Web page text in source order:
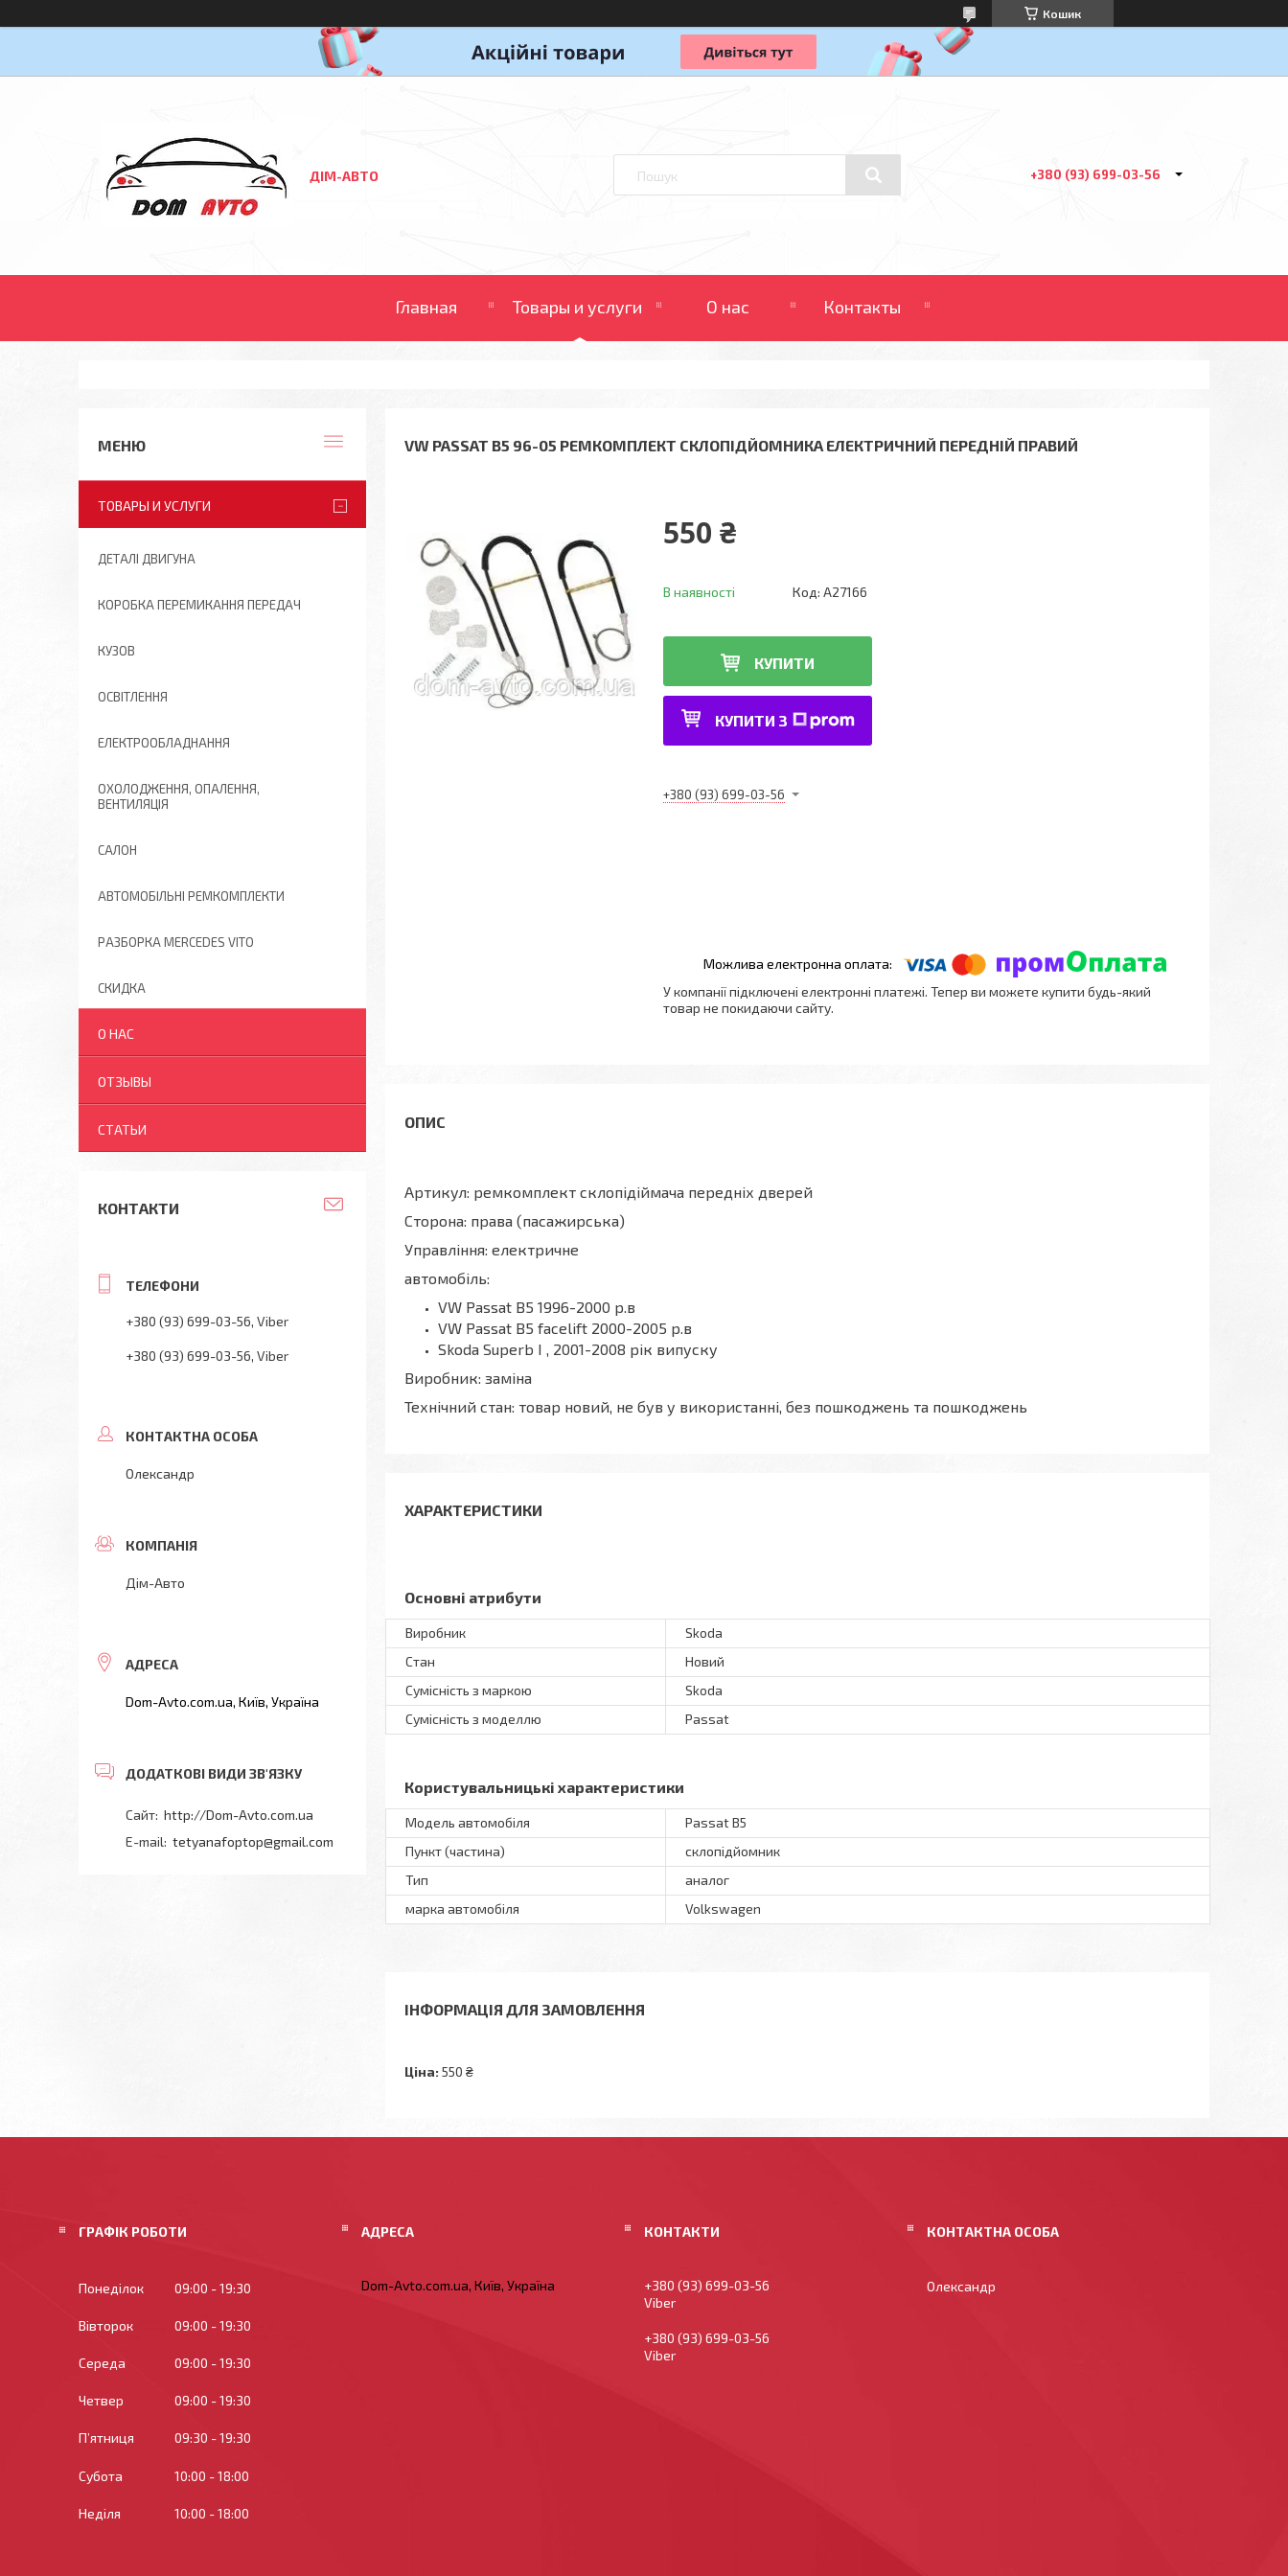
Кошик
ДІМ-АВТО +380 (93) 699-03-56
Главная Товары и услуги О нас Контакты
VW PASSAT B5 96-05 РЕМКОМПЛЕКТ СКЛОПІДЙОМНИКА ЕЛЕКТРИЧНИЙ ПЕРЕДНІЙ ПРАВИЙ
550 ₴
В наявності Код: A27166
КУПИТИ
КУПИТИ З
+380 (93) 699-03-56
У компанії підключені електронні платежі. Тепер ви можете купити будь-який
товар не покидаючи сайту.
Артикул: ремкомплект склопідіймача передніх дверей
Сторона: права (пасажирська)
Управління: електричне
автомобіль:
VW Passat B5 1996-2000 р.в
VW Passat B5 facelift 2000-2005 р.в
Skoda Superb I , 2001-2008 рік випуску
Виробник: заміна
Технічний стан: товар новий, не був у використанні, без пошкоджень та пошкоджень
ХАРАКТЕРИСТИКИ
Основні атрибути
Виробник
Skoda
Стан
Новий
Сумісність з маркою
Skoda
Сумісність з моделлю
Passat
Користувальницькі характеристики
Модель автомобіля
Passat B5
Пункт (частина)
склопідйомник
Тип
аналог
марка автомобіля
Volkswagen
ІНФОРМАЦІЯ ДЛЯ ЗАМОВЛЕННЯ
Ціна: 550 ₴
ТОВАРЫ И УСЛУГИ
ДЕТАЛІ ДВИГУНА
КОРОБКА ПЕРЕМИКАННЯ ПЕРЕДАЧ
КУЗОВ
ОСВІТЛЕННЯ
ЕЛЕКТРООБЛАДНАННЯ
ОХОЛОДЖЕННЯ, ОПАЛЕННЯ,
ВЕНТИЛЯЦІЯ
САЛОН
АВТОМОБІЛЬНІ РЕМКОМПЛЕКТИ
РАЗБОРКА MERCEDES VITO
СКИДКА
О НАС
ОТЗЫВЫ
СТАТЬИ
КОНТАКТИ
+380 (93) 699-03-56 Viber
+380 (93) 699-03-56 Viber
Олександр
Дім-Авто
Dom-Avto.com.ua, Київ, Україна
http://Dom-Avto.com.ua
tetyanafoptop@gmail.com
ГРАФІК РОБОТИ
Понеділок 09:00 19:30
Вівторок 09:00 19:30
Середа 09:00 19:30
Четвер 09:00 19:30
Пʼятниця 09:30 19:30
Субота 10:00 18:00
Неділя 10:00 18:00
Dom-Avto.com.ua, Київ, Україна
+380 (93) 699-03-56
Viber
+380 (93) 699-03-56
Viber
Олександр